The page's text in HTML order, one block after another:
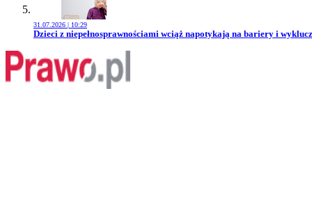
31.07.2026 | 10:29
Przejdź do artykułu:
Dzieci z niepełnosprawnościami wciąż napotykają na bariery i